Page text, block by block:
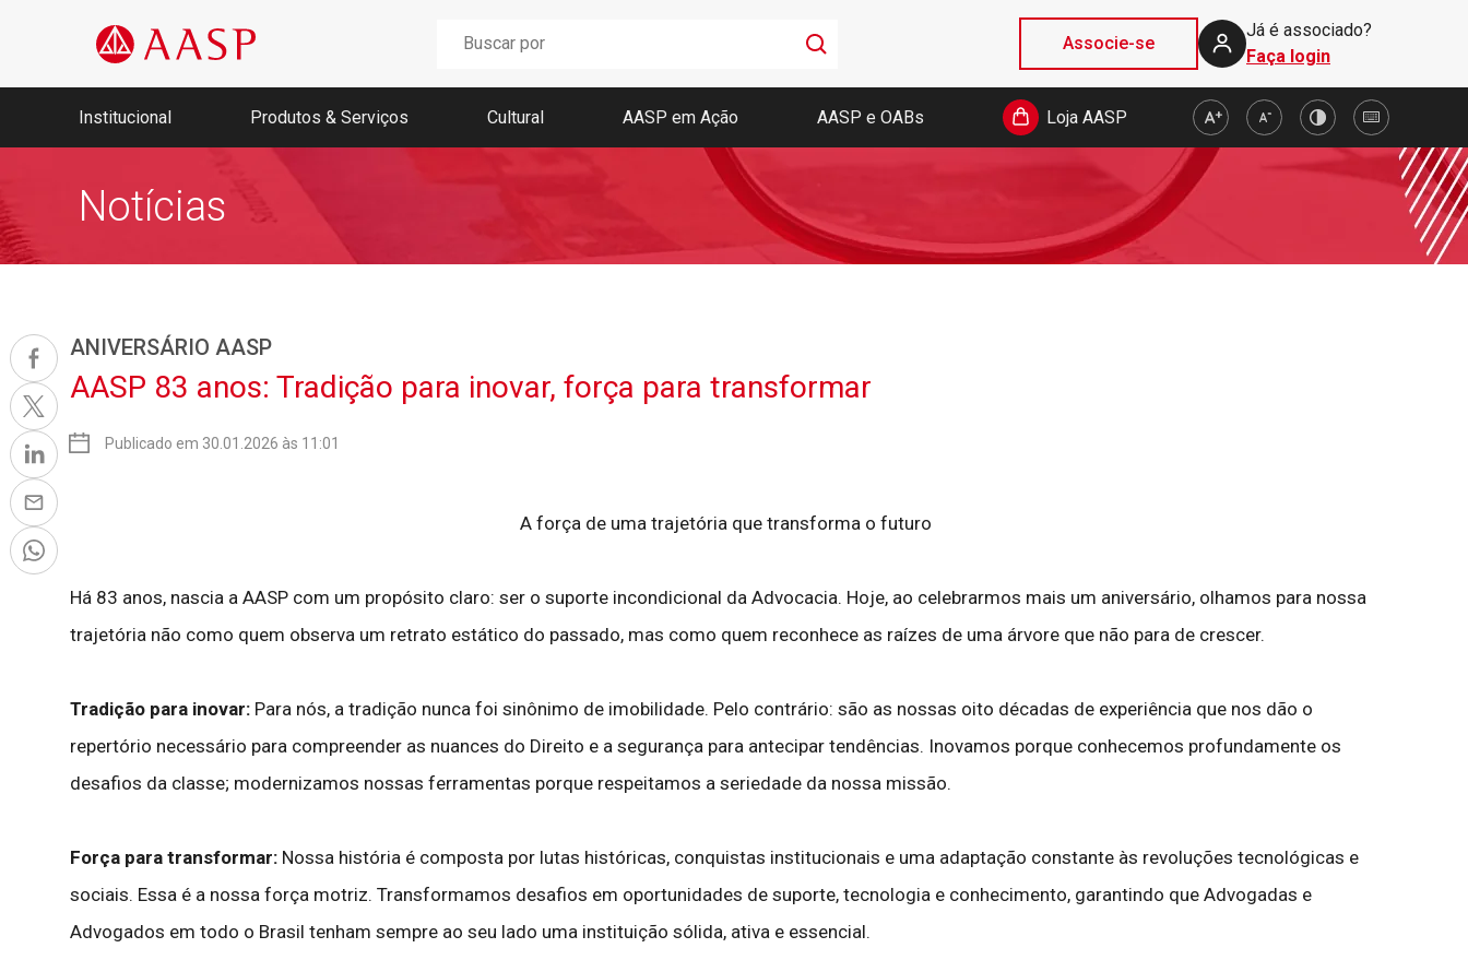
Associe-se
Já é associado?
Faça login
Institucional
Nossa história
Memória AASP
Produtos & Serviços
Jucesp
Boletim AASP
Coleção de Códigos de Bolso
Revista da AASP
Cultural AASP em Ação AASP e OABs Loja AASP
Notícias
ANIVERSÁRIO AASP
AASP 83 anos: Tradição para inovar, força para transformar
Publicado em 30.01.2026 às 11:01
A força de uma trajetória que transforma o futuro
Há 83 anos, nascia a AASP com um propósito claro: ser o suporte incondicional da Advocacia. Hoje, ao celebrarmos mais um aniversário, olhamos para nossa
trajetória não como quem observa um retrato estático do passado, mas como quem reconhece as raízes de uma árvore que não para de crescer.
Tradição para inovar: Para nós, a tradição nunca foi sinônimo de imobilidade. Pelo contrário: são as nossas oito décadas de experiência que nos dão o
repertório necessário para compreender as nuances do Direito e a segurança para antecipar tendências. Inovamos porque conhecemos profundamente os
desafios da classe; modernizamos nossas ferramentas porque respeitamos a seriedade da nossa missão.
Força para transformar: Nossa história é composta por lutas históricas, conquistas institucionais e uma adaptação constante às revoluções tecnológicas e
sociais. Essa é a nossa força motriz. Transformamos desafios em oportunidades de suporte, tecnologia e conhecimento, garantindo que Advogadas e
Advogados em todo o Brasil tenham sempre ao seu lado uma instituição sólida, ativa e essencial.